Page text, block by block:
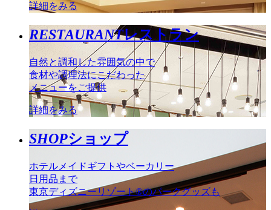
詳細をみる
RESTAURANTレストラン
自然と調和した雰囲気の中で
食材や調理法にこだわった
メニューをご提供
詳細をみる
SHOPショップ
ホテルメイドギフトやベーカリー
日用品まで
東京ディズニーリゾート®のパークグッズも